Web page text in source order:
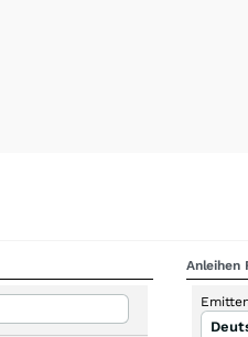
Anleihen